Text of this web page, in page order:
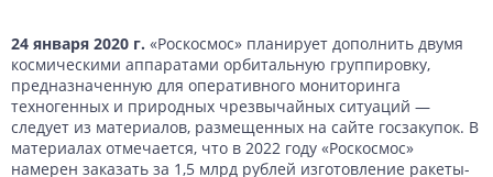
24 января 2020 г. «Роскосмос» планирует дополнить двумя
космическими аппаратами орбитальную группировку,
предназначенную для оперативного мониторинга
техногенных и природных чрезвычайных ситуаций —
следует из материалов, размещенных на сайте госзакупок. В
материалах отмечается, что в 2022 году «Роскосмос»
намерен заказать за 1,5 млрд рублей изготовление ракеты-